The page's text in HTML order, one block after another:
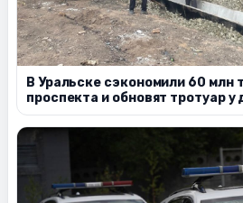
В Уральске сэкономили 60 млн
проспекта и обновят тротуар у